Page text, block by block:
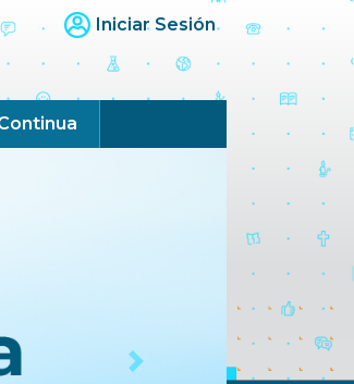
Iniciar Sesión
Next